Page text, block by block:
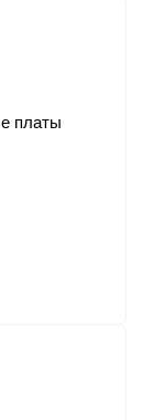
платы